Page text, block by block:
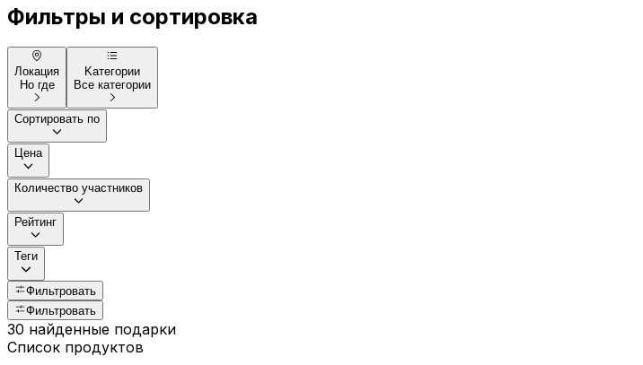
Фильтры и сортировка
Локация
Но где
Kатегории
Все категории
Сортировать по
Цена
Количество участников
Рейтинг
Теги
Фильтровать
Фильтровать
30 найденные подарки
Список продуктов